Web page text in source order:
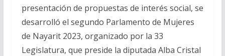
presentación de propuestas de interés social, se
desarrolló el segundo Parlamento de Mujeres
de Nayarit 2023, organizado por la 33
Legislatura, que preside la diputada Alba Cristal